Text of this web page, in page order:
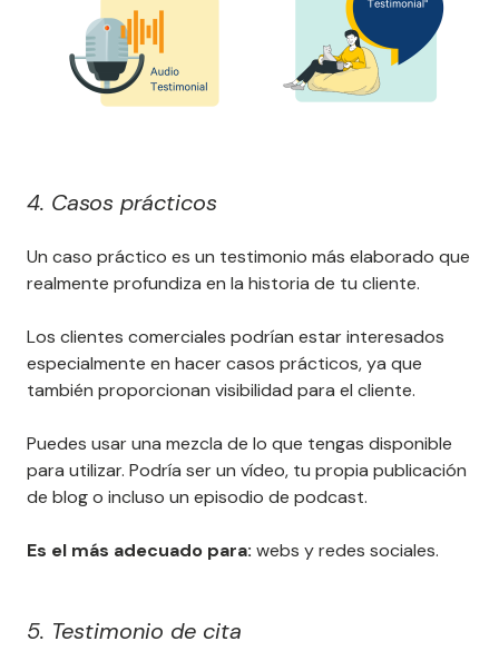
4. Casos prácticos
Un caso práctico es un testimonio más elaborado que
realmente profundiza en la historia de tu cliente.
Los clientes comerciales podrían estar interesados
especialmente en hacer casos prácticos, ya que
también proporcionan visibilidad para el cliente.
Puedes usar una mezcla de lo que tengas disponible
para utilizar. Podría ser un vídeo, tu propia publicación
de blog o incluso un episodio de podcast.
Es el más adecuado para: webs y redes sociales.
5. Testimonio de cita